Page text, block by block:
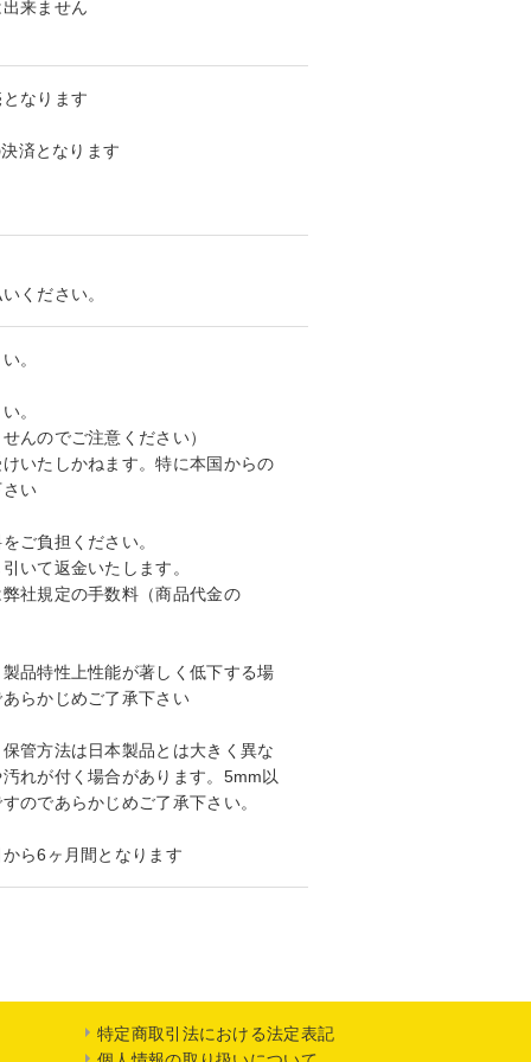
来ません
なります
済となります
ください。
。
。
んのでご注意ください）
いたしかねます。特に本国からの
い
ご負担ください。
いて返金いたします。
社規定の手数料（商品代金の
品特性上性能が著しく低下する場
らかじめご了承下さい
管方法は日本製品とは大きく異な
れが付く場合があります。5mm以
のであらかじめご了承下さい。
ら6ヶ月間となります
特定商取引法における法定表記